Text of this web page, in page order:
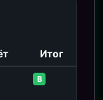
Итог
В